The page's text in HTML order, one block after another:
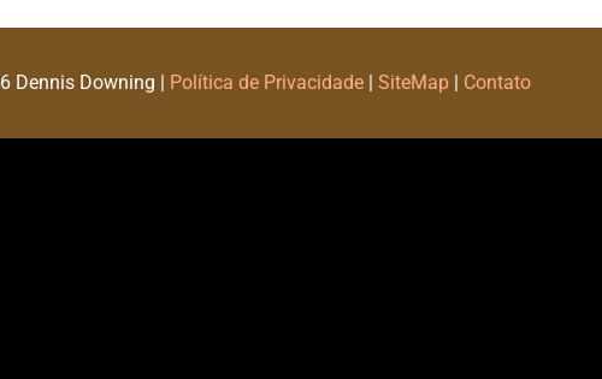
Dennis Downing | Política de Privacidade| SiteMap| Contato